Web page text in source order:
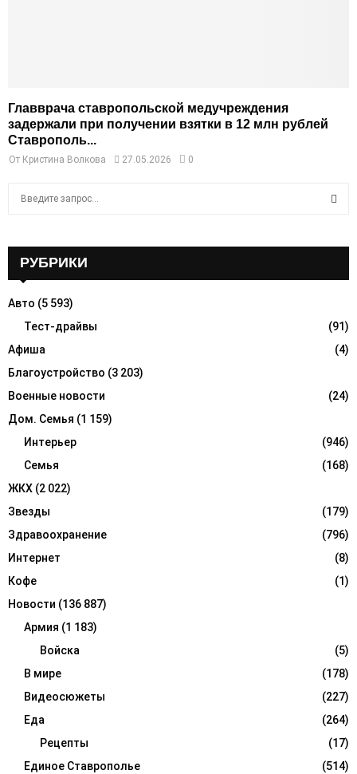
Главврача ставропольской медучреждения
задержали при получении взятки в 12 млн рублей
Ставрополь...
От Кристина Волкова 27.05.2026 0
o
R
C
H
РУБРИКИ
Авто (5 593)
Тест-драйвы
(91)
Афиша
(4)
Благоустройство (3 203)
Военные новости
(24)
Дом. Семья (1 159)
Интерьер
(946)
Семья
(168)
ЖКХ (2 022)
Звезды
(179)
Здравоохранение
(796)
Интернет
(8)
Кофе
(1)
Новости (136 887)
Армия (1 183)
Войска
(5)
В мире
(178)
Видеосюжеты
(227)
Еда
(264)
Рецепты
(17)
Единое Ставрополье
(514)